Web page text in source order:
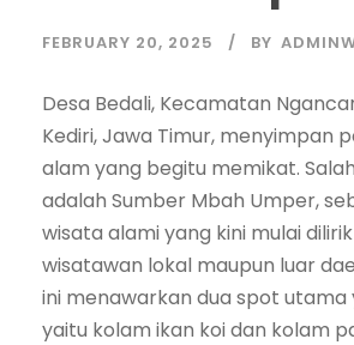
FEBRUARY 20, 2025 BY
Desa Bedali, Kecamatan
Kediri, Jawa Timur, menyimpan
alam yang begitu memikat.
adalah Sumber Mbah Umper,
wisata alami yang kini mulai
wisatawan lokal maupun luar
ini menawarkan dua spot utama
yaitu kolam ikan koi dan kolam